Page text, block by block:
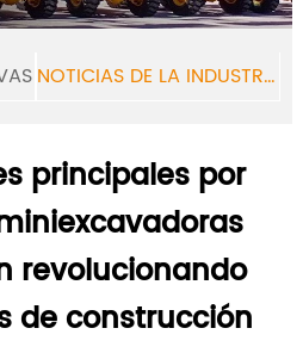
NOTICIAS DE LA INDUSTRIA
principales por
revolucionando
de construcción